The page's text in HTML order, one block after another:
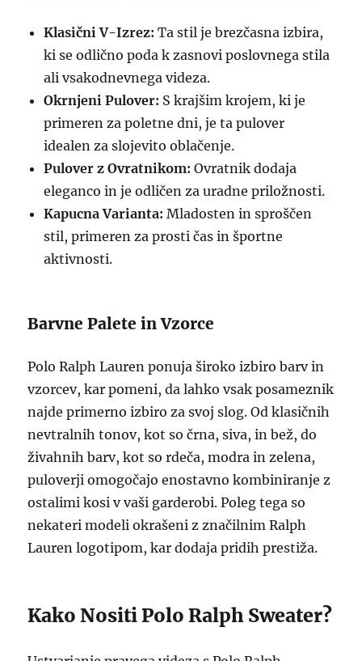
Klasični V-Izrez: Ta stil je brezčasna izbira,
ki se odlično poda k zasnovi poslovnega stila
ali vsakodnevnega videza.
Okrnjeni Pulover: S krajšim krojem, ki je
primeren za poletne dni, je ta pulover
idealen za slojevito oblačenje.
Pulover z Ovratnikom: Ovratnik dodaja
eleganco in je odličen za uradne priložnosti.
Kapucna Varianta: Mladosten in sproščen
stil, primeren za prosti čas in športne
aktivnosti.
Barvne Palete in Vzorce
Polo Ralph Lauren ponuja široko izbiro barv in
vzorcev, kar pomeni, da lahko vsak posameznik
najde primerno izbiro za svoj slog. Od klasičnih
nevtralnih tonov, kot so črna, siva, in bež, do
živahnih barv, kot so rdeča, modra in zelena,
puloverji omogočajo enostavno kombiniranje z
ostalimi kosi v vaši garderobi. Poleg tega so
nekateri modeli okrašeni z značilnim Ralph
Lauren logotipom, kar dodaja pridih prestiža.
Kako Nositi Polo Ralph Sweater?